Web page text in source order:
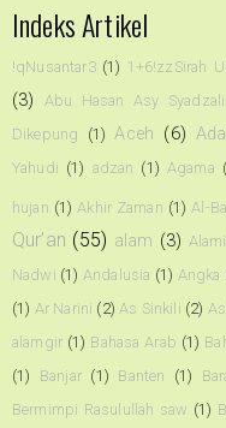
Indeks Artikel
!qNusantar3 (1) 1+6!zzSirah
(3)
Abu Hasan Asy Syadzali
Dikepung
(1) Aceh (6)
Yahudi (1) adzan (1) Agama
hujan (1) Akhir Zaman (1) Al-
Qur’an (55) alam (3)
Nadwi (1) Andalusia (1) Angka
(1) Ar Narini (2) As Sinkili (2)
alamgir (1) Bahasa Arab (1)
(1)
Banjar (1) Banten (1)
Bermimpi Rasulullah saw (1)